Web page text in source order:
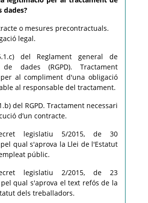
dades?
o mesures precontractuals.
legal.
del Reglament general de
de dades (RGPD). Tractament
al compliment d'una obligació
al responsable del tractament.
del RGPD. Tractament necessari
d’un contracte.
legislatiu 5/2015, de 30
qual s'aprova la Llei de l'Estatut
públic.
legislatiu 2/2015, de 23
qual s'aprova el text refós de la
dels treballadors.